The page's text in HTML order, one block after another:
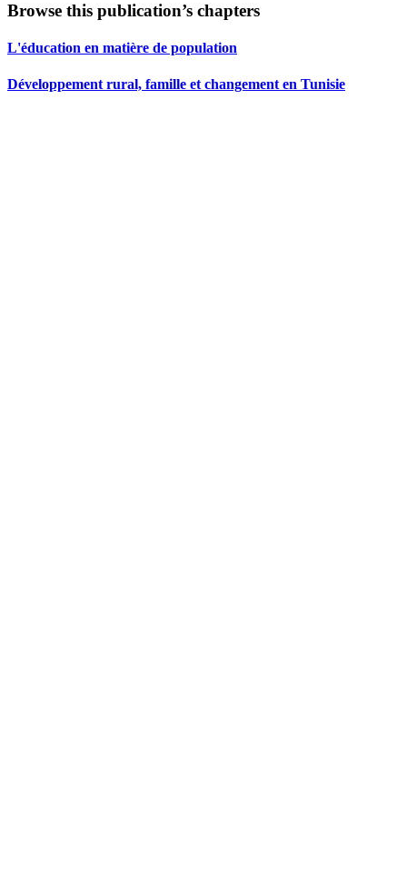
Browse this publication’s chapters
L'éducation en matière de population
Développement rural, famille et changement en Tunisie